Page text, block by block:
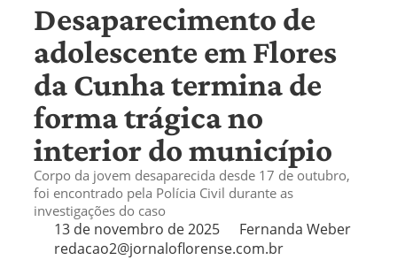
Desaparecimento de
adolescente em Flores
da Cunha termina de
forma trágica no
interior do município
Corpo da jovem desaparecida desde 17 de outubro,
foi encontrado pela Polícia Civil durante as
investigações do caso
13 de novembro de 2025
Fernanda Weber
redacao2@jornaloflorense.com.br